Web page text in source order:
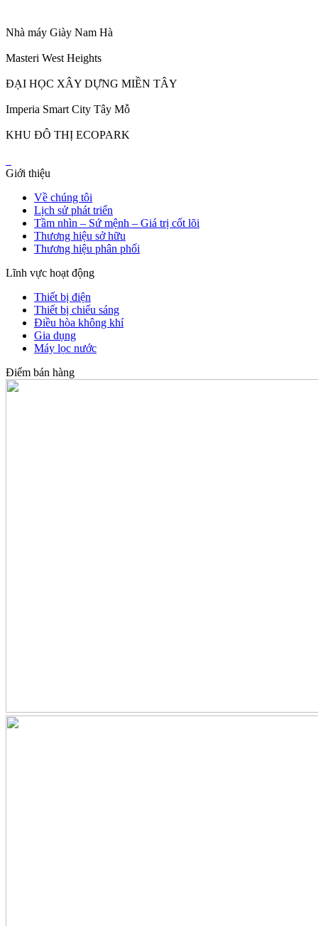
Nhà máy Giày Nam Hà
Masteri West Heights
ĐẠI HỌC XÂY DỰNG MIỀN TÂY
Imperia Smart City Tây Mỗ
KHU ĐÔ THỊ ECOPARK
Giới thiệu
Về chúng tôi
Lịch sử phát triển
Tầm nhìn – Sứ mệnh – Giá trị cốt lõi
Thương hiệu sở hữu
Thương hiệu phân phối
Lĩnh vực hoạt động
Thiết bị điện
Thiết bị chiếu sáng
Điều hòa không khí
Gia dụng
Máy lọc nước
Điểm bán hàng